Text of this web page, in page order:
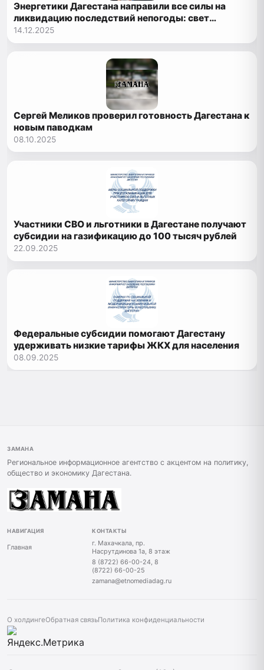
Энергетики Дагестана направили все силы на
ликвидацию последствий непогоды: свет
обещают вернуть до ночи
14.12.2025
Сергей Меликов проверил готовность Дагестана к
новым паводкам
08.10.2025
Участники СВО и льготники в Дагестане получают
субсидии на газификацию до 100 тысяч рублей
22.09.2025
Федеральные субсидии помогают Дагестану
удерживать низкие тарифы ЖКХ для населения
08.09.2025
ЗАМАНА
Региональное информационное агентство с акцентом на политику,
общество и экономику Дагестана.
НАВИГАЦИЯ
Главная
КОНТАКТЫ
г. Махачкала, пр.
Насрутдинова 1а, 8 этаж
8 (8722) 66-00-24, 8
(8722) 66-00-25
zamana@etnomediadag.ru
О холдингеОбратная связьПолитика конфиденциальности